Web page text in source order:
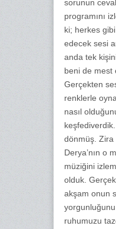
sorunun
programını
ki; herkes
edecek sesi
anda tek
beni de mest
Gerçekten
renklerle
nasıl
dönmüş. Zira
Derya’nın o
müziğini
olduk.
akşam onun
ruhumuzu